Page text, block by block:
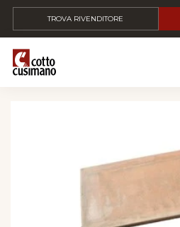
TROVA RIVENDITORE